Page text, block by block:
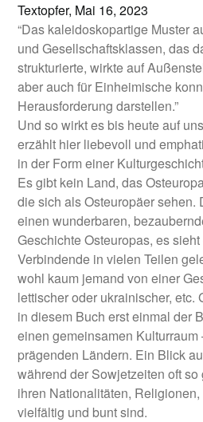
Textopfer, Mai 16, 2023
“Das kaleidoskopartige Muster
und Gesellschaftsklassen, das
strukturierte, wirkte auf
aber auch für Einheimische
Herausforderung darstellen.”
Und so wirkt es bis heute auf
erzählt hier liebevoll und
in der Form einer
Es gibt kein Land, das
die sich als Osteuropäer sehen.
einen wunderbaren,
Geschichte Osteuropas, es
Verbindende in vielen Teilen
wohl kaum jemand von einer
lettischer oder ukrainischer, etc.
in diesem Buch erst einmal der
einen gemeinsamen
prägenden Ländern. Ein Blick
während der Sowjetzeiten oft
ihren Nationalitäten,
vielfältig und bunt sind.